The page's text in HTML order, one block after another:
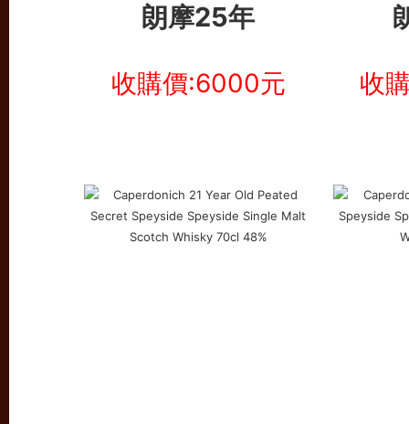
朗摩25年
收購價:6000元 收